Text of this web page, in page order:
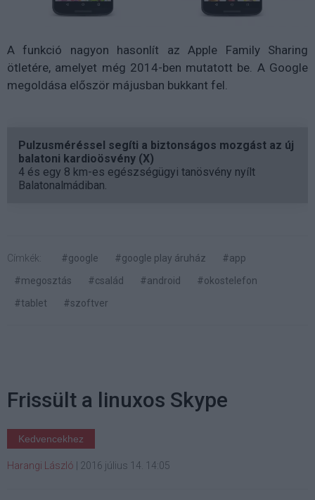
A funkció nagyon hasonlít az Apple Family Sharing
ötletére, amelyet még 2014-ben mutatott be. A Google
megoldása először májusban bukkant fel.
Pulzusméréssel segíti a biztonságos mozgást az új
balatoni kardioösvény (X)
4 és egy 8 km-es egészségügyi tanösvény nyílt
Balatonalmádiban.
Címkék: #google #google play áruház
#app
#megosztás
#család #android
#okostelefon
#tablet
#szoftver
Frissült a linuxos Skype
Kedvencekhez
Harangi László 2016 július 14. 14:05